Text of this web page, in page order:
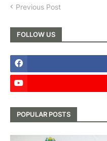
Previous Post
FOLLOW US
POPULAR POSTS